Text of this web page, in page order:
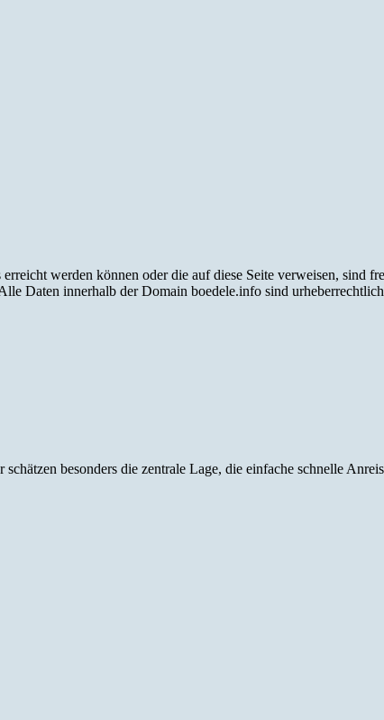
werden können oder die auf diese Seite verweisen, sind
Daten innerhalb der Domain boedele.info sind
besonders die zentrale Lage, die einfache schnelle